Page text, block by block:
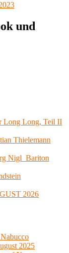
und
Long Long, Teil II
Thielemann
Nigl Bariton
2026
2025